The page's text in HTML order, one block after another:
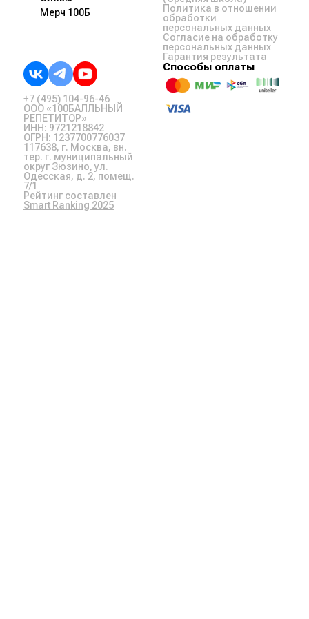
Мерч 100Б
+7 (495) 104-96-46
ООО «100БАЛЛЬНЫЙ
РЕПЕТИТОР»
ИНН: 9721218842
ОГРН: 1237700776037
117638, г. Москва, вн.
тер. г. муниципальный
округ Зюзино, ул.
Одесская, д. 2, помещ.
7/1
Рейтинг составлен
Smart Ranking 2025
Политика в отношении
обработки
персональных данных
Согласие на обработку
персональных данных
Гарантия результата
Способы оплаты